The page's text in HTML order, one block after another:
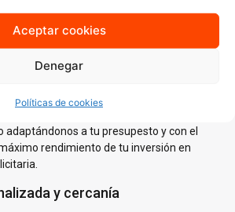
Aceptar cookies
Denegar
Políticas de cookies
ideal, sino que también resuenen con ella.
se basa en un
adaptándonos a tu presupesto y con el
rendimiento de tu inversión en
y cercanía